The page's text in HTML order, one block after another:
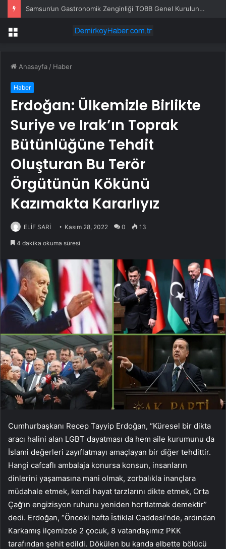
Samsun’un Gastronomik Zenginliği TOBB Genel Kurulunda Tanıtıldı
Menü
Anasayfa / Haber
Haber
Erdoğan: Ülkemizle Birlikte
Suriye ve Irak’ın Toprak
Bütünlüğüne Tehdit
Oluşturan Bu Terör
Örgütünün Kökünü
Kazımakta Kararlıyız
ELİF SARİ Kasım 28, 2022 0 13
4 dakika okuma süresi
Cumhurbaşkanı Recep Tayyip Erdoğan, “Küresel bir dikta
aracı halini alan LGBT dayatması da hem aile kurumunu da
İslami değerleri zayıflatmayı amaçlayan bir diğer tehdittir.
Hangi cafcaflı ambalaja konursa konsun, insanların
dinlerini yaşamasına mani olmak, zorbalıkla inançlara
müdahale etmek, kendi hayat tarzlarını dikte etmek, Orta
Çağ’ın engizisyon ruhunu yeniden hortlatmak demektir”
dedi. Erdoğan, “Önceki hafta İstiklal Caddesi’nde, ardından
Karkamış ilçemizde 2 çocuk, 8 vatandaşımız PKK
tarafından şehit edildi. Dökülen bu kanda elbette bölücü